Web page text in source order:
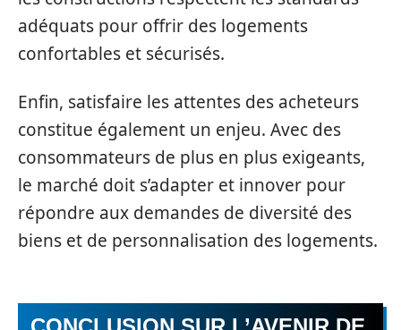
adéquats pour offrir des logements
confortables et sécurisés.
Enfin, satisfaire les attentes des acheteurs
constitue également un enjeu. Avec des
consommateurs de plus en plus exigeants,
le marché doit s’adapter et innover pour
répondre aux demandes de diversité des
biens et de personnalisation des logements.